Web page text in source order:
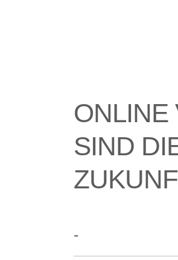
ONLINE
SIND
-